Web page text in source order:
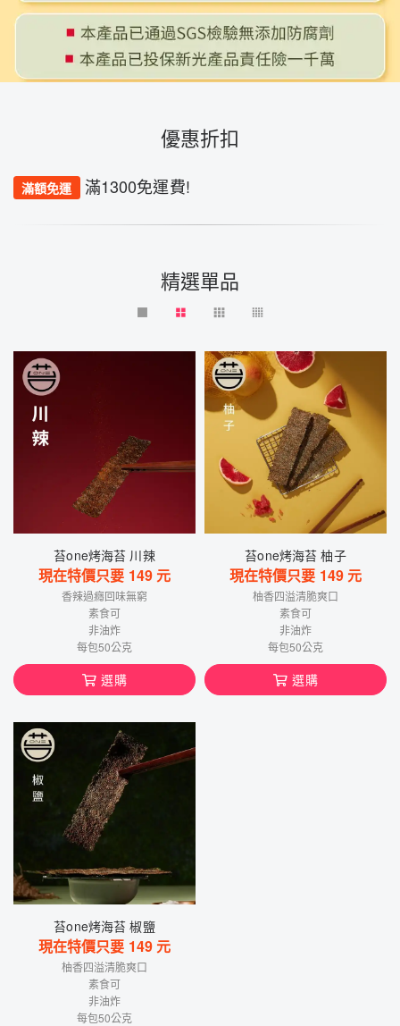
優惠折扣
滿額免運 滿1300免運費!
精選單品
苔one烤海苔 川辣
現在特價只要 149 元
香辣過癮回味無窮
素食可
非油炸
每包50公克
選購
苔one烤海苔 柚子
現在特價只要 149 元
柚香四溢清脆爽口
素食可
非油炸
每包50公克
選購
苔one烤海苔 椒鹽
現在特價只要 149 元
柚香四溢清脆爽口
素食可
非油炸
每包50公克